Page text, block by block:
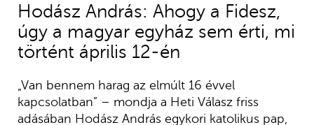
Hodász András: Ahogy a Fidesz,
úgy a magyar egyház sem érti, mi
történt április 12-én
„Van bennem harag az elmúlt 16 évvel
kapcsolatban” – mondja a Heti Válasz friss
adásában Hodász András egykori katolikus pap,